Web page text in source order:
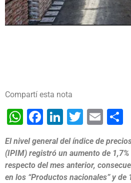
Compartí esta nota
WhatsApp
Facebook
LinkedIn
Twitter
El nivel general del índice de
(IPIM) registró un aumento de
respecto del mes anterior,
en los “Productos nacionales” y de